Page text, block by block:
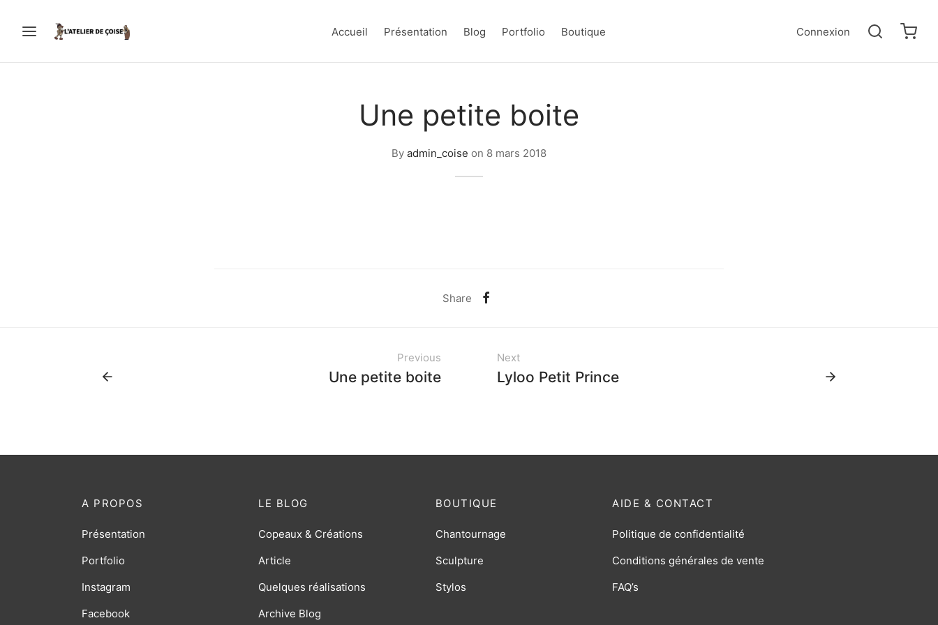
Accueil Présentation Blog Portfolio Boutique Connexion
Une petite boite
By admin_coise on 8 mars 2018
Share
Previous
Une petite boite
Next
Lyloo Petit Prince
AIDE & CONTACT
Politique de confidentialité
Conditions générales de vente
FAQ’s
LE BLOG
Copeaux & Créations
Article
Quelques réalisations
Archive Blog
BOUTIQUE
Chantournage
Sculpture
Stylos
A PROPOS
Présentation
Portfolio
Instagram
Facebook